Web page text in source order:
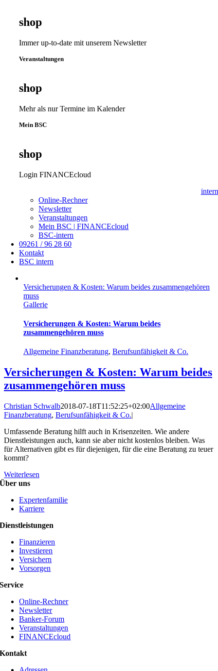
shop
Immer up-to-date mit unserem Newsletter
Veranstaltungen
shop
Mehr als nur Termine im Kalender
Mein BSC
shop
Login FINANCEcloud
intern
Online-Rechner
Newsletter
Veranstaltungen
Mein BSC | FINANCEcloud
BSC-intern
09261 / 96 28 60
Kontakt
BSC intern
Versicherungen & Kosten: Warum beides zusammengehören
muss
Gallerie
Versicherungen & Kosten: Warum beides
zusammengehören muss
Allgemeine Finanzberatung, Berufsunfähigkeit & Co.
Versicherungen & Kosten: Warum beides
zusammengehören muss
Christian Schwalb2018-07-18T11:52:25+02:00Allgemeine
Finanzberatung, Berufsunfähigkeit & Co.|
Umfassende Beratung hilft auch in Krisenzeiten. Wie andere
Dienstleistungen auch, kann sie aber nicht kostenlos bleiben. Was
für Alternativen gibt es für diejenigen, für die eine Beratung zu teuer
kommt?
Weiterlesen
Über uns
Expertenfamilie
Karriere
Dienstleistungen
Finanzieren
Investieren
Versichern
Vorsorgen
Service
Online-Rechner
Newsletter
Banker-Forum
Veranstaltungen
FINANCEcloud
Kontakt